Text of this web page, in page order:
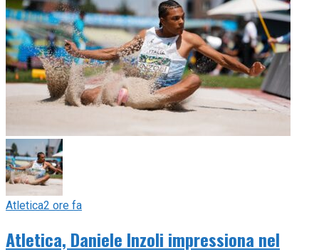
Atletica2 ore fa
Atletica, Daniele Inzoli impressiona nel